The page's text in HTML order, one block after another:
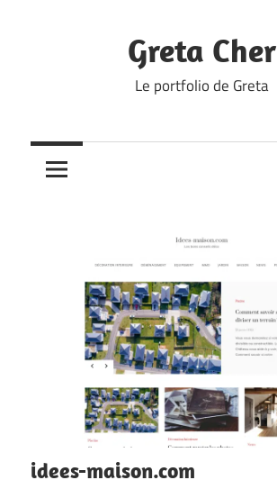
Greta Cher
Le portfolio de Greta
idees-maison.com